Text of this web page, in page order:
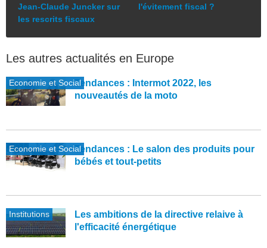
Jean-Claude Juncker sur
les rescrits fiscaux
l'évitement fiscal ?
Les autres actualités en Europe
Economie et SocialTendances : Intermot 2022, les
nouveautés de la moto
Economie et SocialTendances : Le salon des produits pour
bébés et tout-petits
Institutions
Les ambitions de la directive relaive à
l'efficacité énergétique